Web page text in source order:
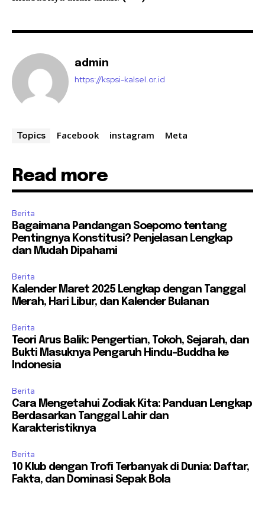
admin
https://kspsi-kalsel.or.id
Topics Facebook instagram Meta
Read more
Berita
Bagaimana Pandangan Soepomo tentang
Pentingnya Konstitusi? Penjelasan Lengkap
dan Mudah Dipahami
Berita
Kalender Maret 2025 Lengkap dengan Tanggal
Merah, Hari Libur, dan Kalender Bulanan
Berita
Teori Arus Balik: Pengertian, Tokoh, Sejarah, dan
Bukti Masuknya Pengaruh Hindu-Buddha ke
Indonesia
Berita
Cara Mengetahui Zodiak Kita: Panduan Lengkap
Berdasarkan Tanggal Lahir dan
Karakteristiknya
Berita
10 Klub dengan Trofi Terbanyak di Dunia: Daftar,
Fakta, dan Dominasi Sepak Bola